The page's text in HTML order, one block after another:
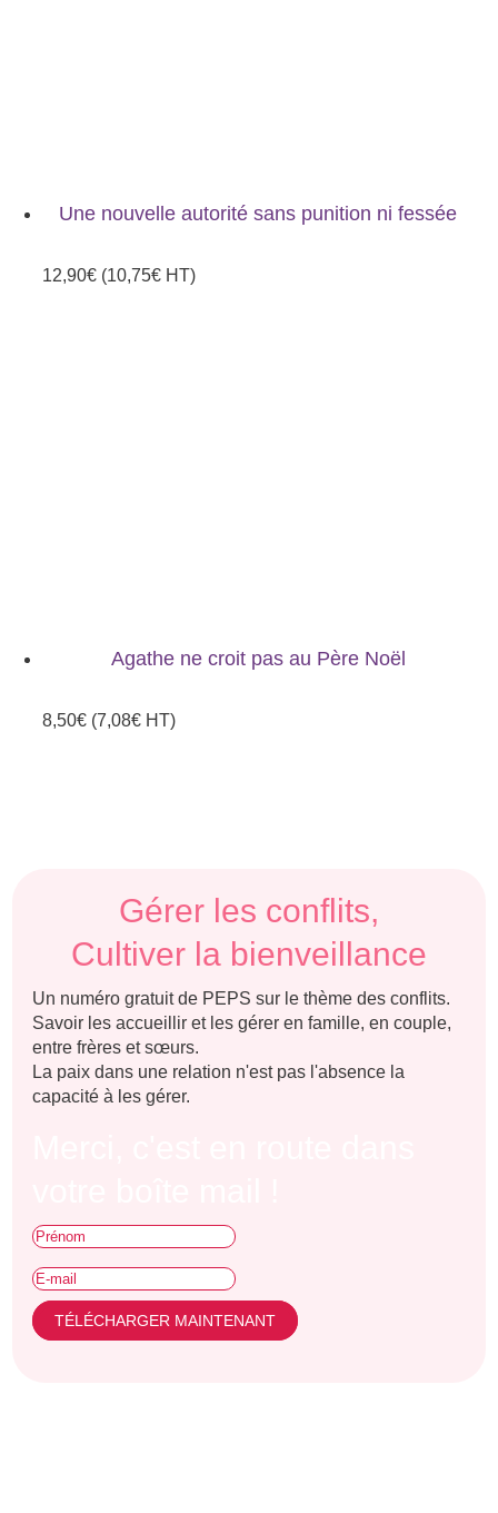
Une nouvelle autorité sans punition ni fessée
12,90€ (10,75€ HT)
Agathe ne croit pas au Père Noël
8,50€ (7,08€ HT)
Gérer les conflits,
Cultiver la bienveillance
Un numéro gratuit de PEPS sur le thème des conflits.
Savoir les accueillir et les gérer en famille, en couple,
entre frères et sœurs.
La paix dans une relation n'est pas l'absence la
capacité à les gérer.
TÉLÉCHARGER MAINTENANT